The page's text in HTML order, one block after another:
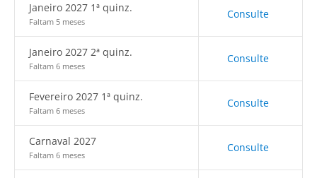
Janeiro 2027 1ª quinz.
Faltam 5 meses
Consulte
Janeiro 2027 2ª quinz.
Faltam 6 meses
Consulte
Fevereiro 2027 1ª quinz.
Faltam 6 meses
Consulte
Carnaval 2027
Faltam 6 meses
Consulte